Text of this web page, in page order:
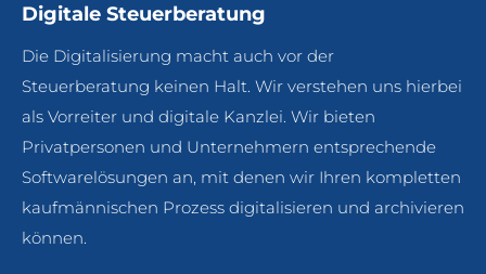
Digitale Steuerberatung
Die Digitalisierung macht auch vor der
Steuerberatung keinen Halt. Wir verstehen uns hierbei
als Vorreiter und digitale Kanzlei. Wir bieten
Privatpersonen und Unternehmern entsprechende
Softwarelösungen an, mit denen wir Ihren kompletten
kaufmännischen Prozess digitalisieren und archivieren
können.